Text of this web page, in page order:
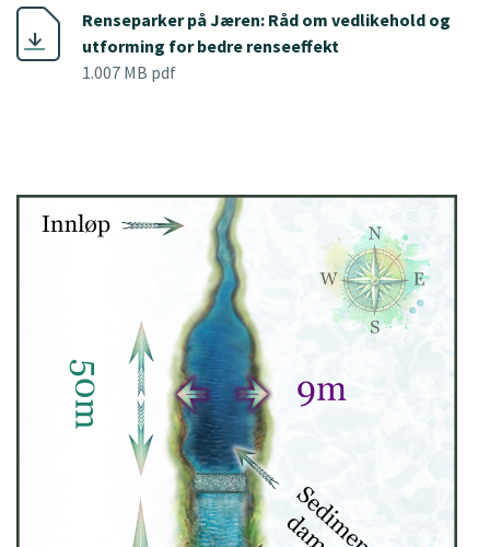
Renseparker på Jæren: Råd om vedlikehold og
utforming for bedre renseeffekt
1.007 MB pdf